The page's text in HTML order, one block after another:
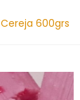
Cereja 600grs